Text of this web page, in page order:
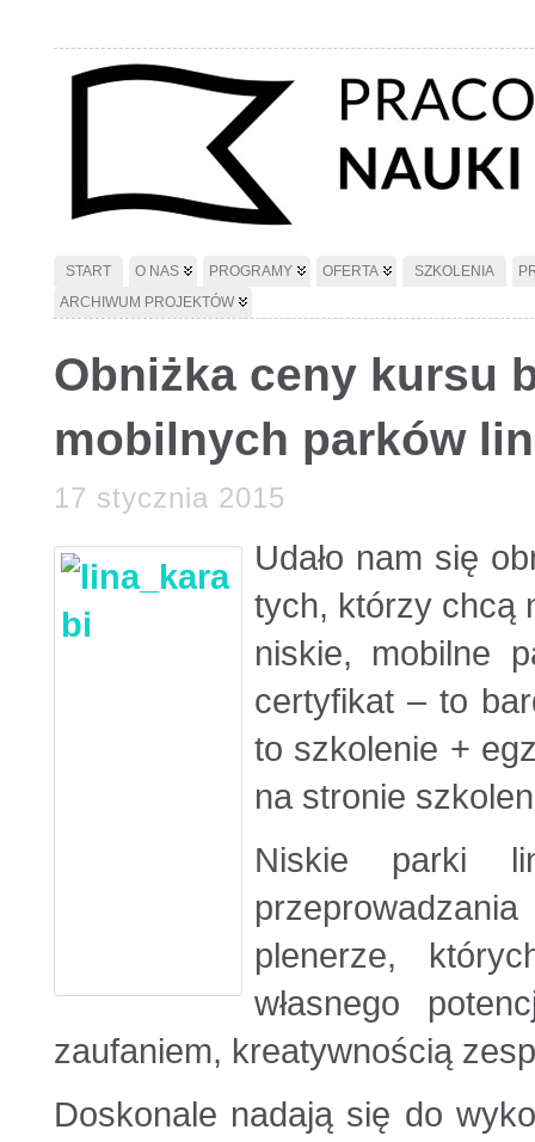
START O NAS PROGRAMY OFERTA SZKOLENIA
ARCHIWUM PROJEKTÓW
Obniżka ceny kursu
mobilnych parków
17 stycznia 2015
Udało nam się
tych, którzy chcą
niskie, mobilne
certyfikat – to
to szkolenie +
na stronie
Niskie parki
plenerze,
własnego
zaufaniem, kreatywnością
Doskonale nadają się do